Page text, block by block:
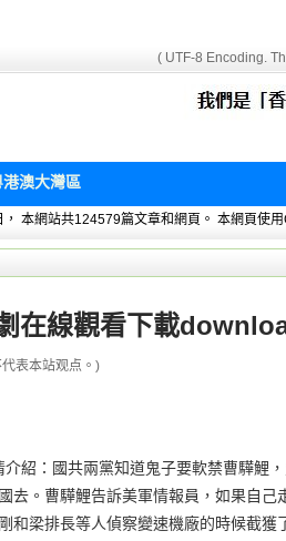
( UTF-8 Encoding.
港澳大灣區
本網站共124579篇文章和網頁。 本網頁使
在線觀看下載
表本站观点。)
紹：國共兩黨知道鬼子要軟禁曹驊鯉
去。曹驊鯉告訴美軍情報員，如果自己
和梁排長等人偵察變速機廠的時候截獲